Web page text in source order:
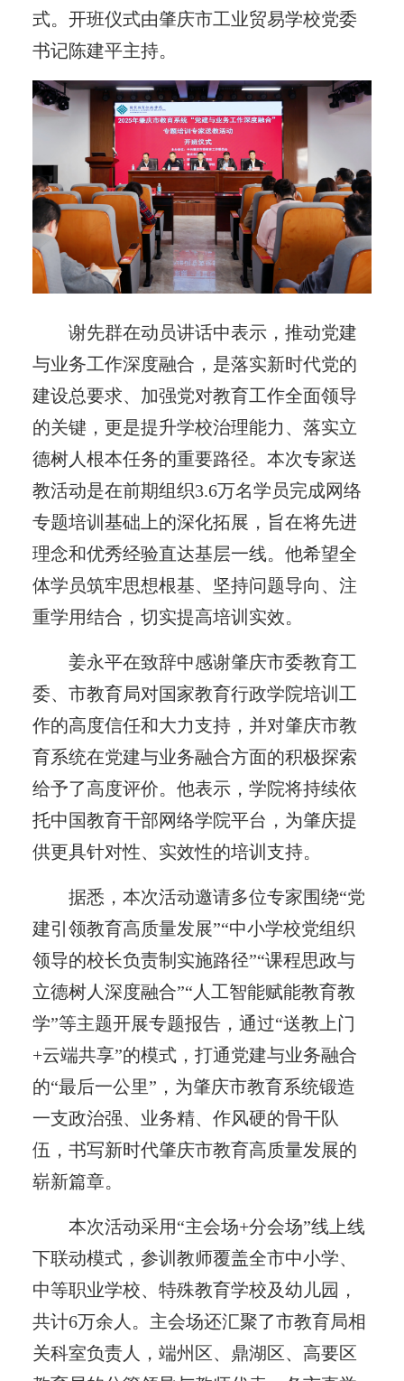
式。开班仪式由肇庆市工业贸易学校党委
书记陈建平主持。
谢先群在动员讲话中表示，推动党建
与业务工作深度融合，是落实新时代党的
建设总要求、加强党对教育工作全面领导
的关键，更是提升学校治理能力、落实立
德树人根本任务的重要路径。本次专家送
教活动是在前期组织3.6万名学员完成网络
专题培训基础上的深化拓展，旨在将先进
理念和优秀经验直达基层一线。他希望全
体学员筑牢思想根基、坚持问题导向、注
重学用结合，切实提高培训实效。
姜永平在致辞中感谢肇庆市委教育工
委、市教育局对国家教育行政学院培训工
作的高度信任和大力支持，并对肇庆市教
育系统在党建与业务融合方面的积极探索
给予了高度评价。他表示，学院将持续依
托中国教育干部网络学院平台，为肇庆提
供更具针对性、实效性的培训支持。
据悉，本次活动邀请多位专家围绕“党
建引领教育高质量发展”“中小学校党组织
领导的校长负责制实施路径”“课程思政与
立德树人深度融合”“人工智能赋能教育教
学”等主题开展专题报告，通过“送教上门
+云端共享”的模式，打通党建与业务融合
的“最后一公里”，为肇庆市教育系统锻造
一支政治强、业务精、作风硬的骨干队
伍，书写新时代肇庆市教育高质量发展的
崭新篇章。
本次活动采用“主会场+分会场”线上线
下联动模式，参训教师覆盖全市中小学、
中等职业学校、特殊教育学校及幼儿园，
共计6万余人。主会场还汇聚了市教育局相
关科室负责人，端州区、鼎湖区、高要区